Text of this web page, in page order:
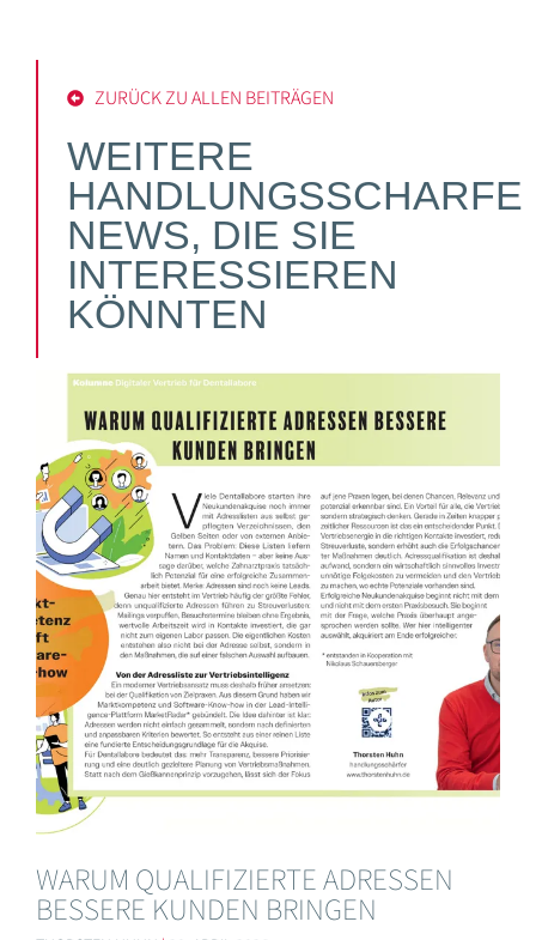
ZURÜCK ZU ALLEN BEITRÄGEN
WEITERE
HANDLUNGSSCHARFE
NEWS, DIE SIE
INTERESSIEREN
KÖNNTEN
WARUM QUALIFIZIERTE ADRESSEN
BESSERE KUNDEN BRINGEN